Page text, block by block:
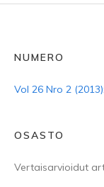
NUMERO
Vol 26 Nro 2
OSASTO
Vertaisarvioidut